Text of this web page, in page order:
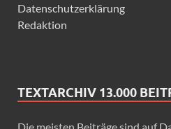
Datenschutzerklärung
Redaktion
TEXTARCHIV 13.000